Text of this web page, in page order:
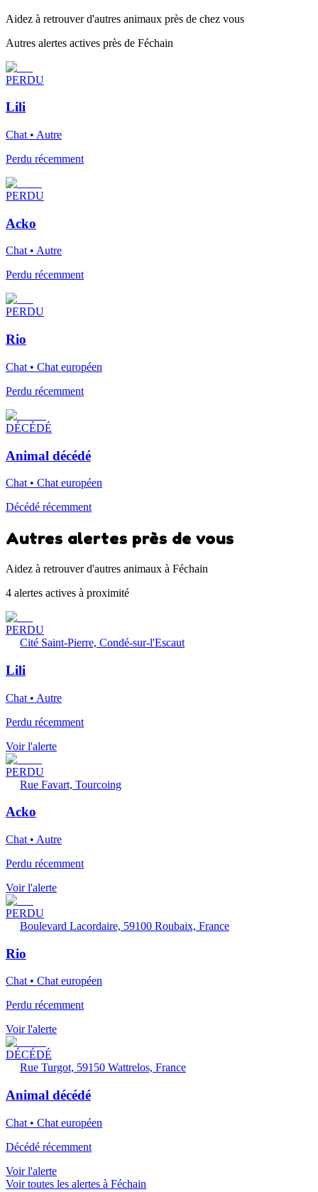
Aidez à retrouver d'autres animaux près de chez vous
Autres alertes actives près de Féchain
PERDU
Lili
Chat • Autre
Perdu récemment
PERDU
Acko
Chat • Autre
Perdu récemment
PERDU
Rio
Chat • Chat européen
Perdu récemment
DÉCÉDÉ
Animal décédé
Chat • Chat européen
Décédé récemment
Autres alertes près de vous
Aidez à retrouver d'autres animaux à Féchain
4 alertes actives à proximité
PERDU
Cité Saint-Pierre, Condé-sur-l'Escaut
Lili
Chat • Autre
Perdu récemment
Voir l'alerte
PERDU
Rue Favart, Tourcoing
Acko
Chat • Autre
Perdu récemment
Voir l'alerte
PERDU
Boulevard Lacordaire, 59100 Roubaix, France
Rio
Chat • Chat européen
Perdu récemment
Voir l'alerte
DÉCÉDÉ
Rue Turgot, 59150 Wattrelos, France
Animal décédé
Chat • Chat européen
Décédé récemment
Voir l'alerte
Voir toutes les alertes à Féchain